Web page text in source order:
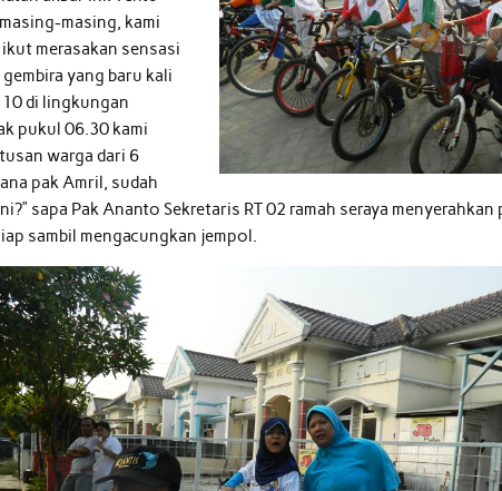
masing, kami
merasakan sensasi
yang baru kali
di lingkungan
pukul 06.30 kami
warga dari 6
pak Amril, sudah
sapa Pak Ananto Sekretaris RT 02 ramah seraya
sambil mengacungkan jempol.